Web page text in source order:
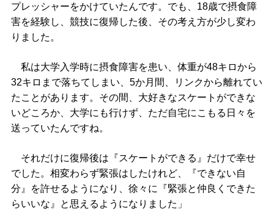
プレッシャーをかけていたんです。でも、18歳で摂食障
害を経験し、競技に復帰した後、その考え方が少し変わ
りました。
私は大学入学時に摂食障害を患い、体重が48キロから
32キロまで落ちてしまい、5か月間、リンクから離れてい
たことがあります。その間、大好きなスケートができな
いどころか、大学にも行けず、ただ自宅にこもる日々を
送っていたんですね。
それだけに復帰後は『スケートができる』だけで幸せ
でした。相変わらず緊張はしたけれど、『できない自
分』を許せるようになり、徐々に『緊張と仲良くできた
らいいな』と思えるようになりました」